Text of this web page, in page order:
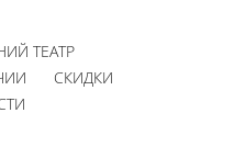
ТЕАТР
СКИДКИ